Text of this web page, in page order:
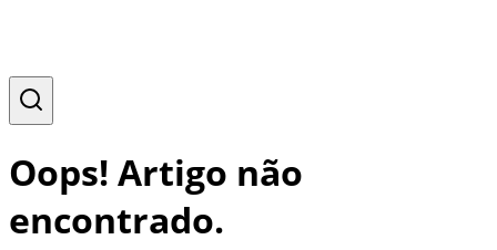
Oops! Artigo não
encontrado.